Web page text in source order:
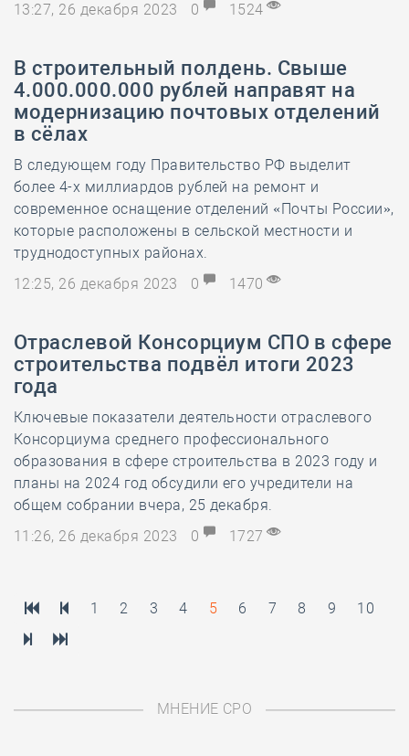
13:27, 26 декабря 2023
0 1524
В строительный полдень. Свыше
4.000.000.000 рублей направят на
модернизацию почтовых отделений
в сёлах
В следующем году Правительство РФ выделит
более 4-х миллиардов рублей на ремонт и
современное оснащение отделений «Почты России»,
которые расположены в сельской местности и
труднодоступных районах.
12:25, 26 декабря 2023
0 1470
Отраслевой Консорциум СПО в сфере
строительства подвёл итоги 2023
года
Ключевые показатели деятельности отраслевого
Консорциума среднего профессионального
образования в сфере строительства в 2023 году и
планы на 2024 год обсудили его учредители на
общем собрании вчера, 25 декабря.
11:26, 26 декабря 2023
0 1727
1 2 3 4 5 6 7 8 9 10
МНЕНИЕ СРО